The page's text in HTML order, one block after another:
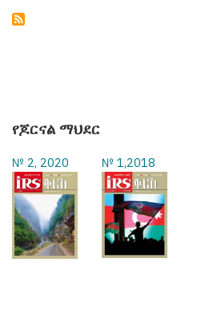
የጆርናል ማህደር
№ 2, 2020 № 1,2018